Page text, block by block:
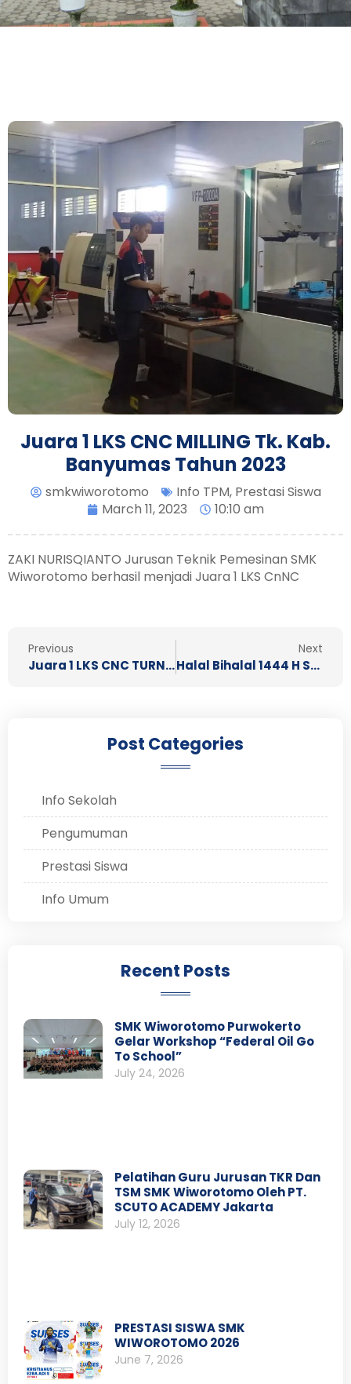
Juara 1 LKS CNC MILLING Tk. Kab.
Banyumas Tahun 2023
smkwiworotomo Info TPM, Prestasi Siswa
March 11, 2023
10:10 am
ZAKI NURISQIANTO Jurusan Teknik Pemesinan SMK
Wiworotomo berhasil menjadi Juara 1 LKS CnNC
Prev
Previous
Juara 1 LKS CNC TURNING Tk. Kab. Banyumas Tahun 2023
Next
Halal Bihalal 1444 H SMK Wiworotomo Purwokerto
Post Categories
Info Sekolah
Pengumuman
Prestasi Siswa
Info Umum
Recent Posts
SMK Wiworotomo Purwokerto
Gelar Workshop “Federal Oil Go
To School”
July 24, 2026
Pelatihan Guru Jurusan TKR Dan
TSM SMK Wiworotomo Oleh PT.
SCUTO ACADEMY Jakarta
July 12, 2026
PRESTASI SISWA SMK
WIWOROTOMO 2026
June 7, 2026